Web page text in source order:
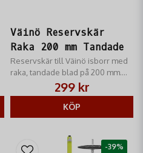
Väinö Reservskär
Raka 200 mm Tandade
Reservskär till Väinö isborr med
raka, tandade blad på 200 mm.
Ger effektiv borrning och bra
grepp i isen vid vinterfiske.
299 kr
KÖP
-39%